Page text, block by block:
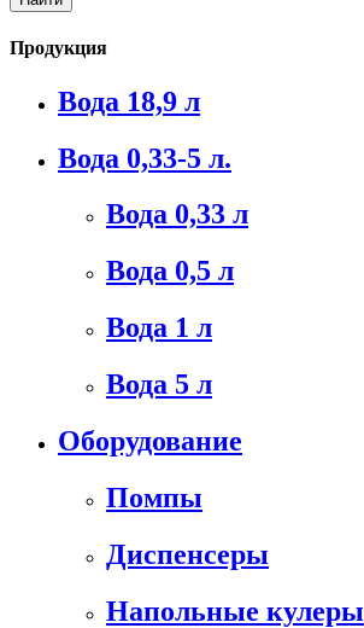
Продукция
Вода 18,9 л
Вода 0,33-5 л.
Вода 0,33 л
Вода 0,5 л
Вода 1 л
Вода 5 л
Оборудование
Помпы
Диспенсеры
Напольные кулеры